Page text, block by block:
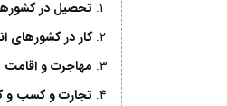
تحصیل در
کار در کشورهای
مهاجرت و اقامت
تجارت و کسب و